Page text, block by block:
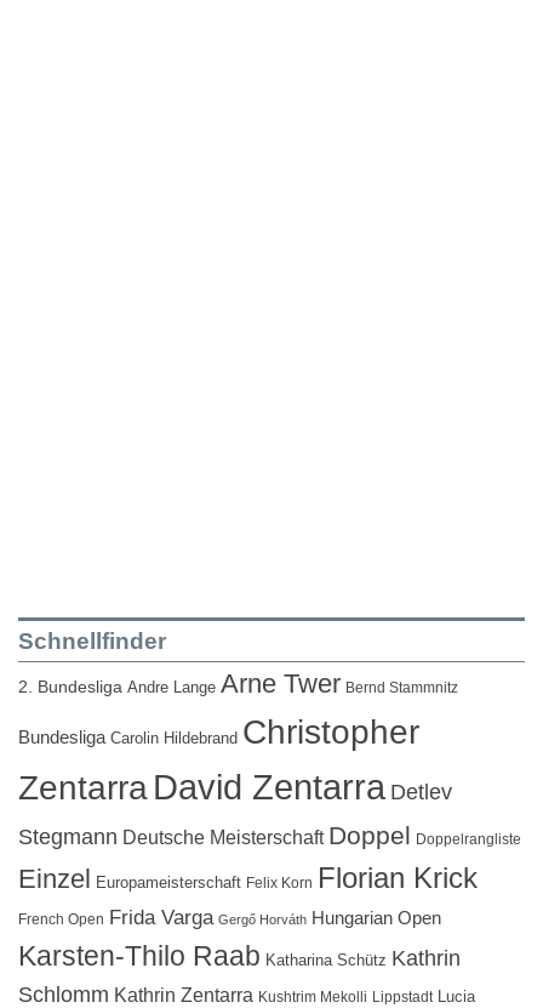
Schnellfinder
2. Bundesliga Andre Lange Arne Twer Bernd Stammnitz
Bundesliga Carolin Hildebrand Christopher
ZentarraDavid Zentarra Detlev
Stegmann Deutsche Meisterschaft Doppel Doppelrangliste
Einzel Europameisterschaft Felix Korn Florian Krick
French Open Frida Varga Gergő Horváth Hungarian Open
Karsten-Thilo Raab Katharina Schütz Kathrin
Schlomm Kathrin Zentarra Kushtrim Mekolli Lippstadt Lucia